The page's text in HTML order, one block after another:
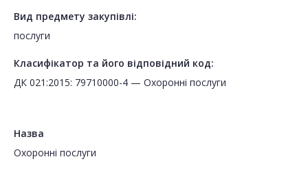
Вид предмету закупівлі:
послуги
Класифікатор та його відповідний код:
ДК 021:2015: 79710000-4 — Охоронні послуги
Назва
Охоронні послуги